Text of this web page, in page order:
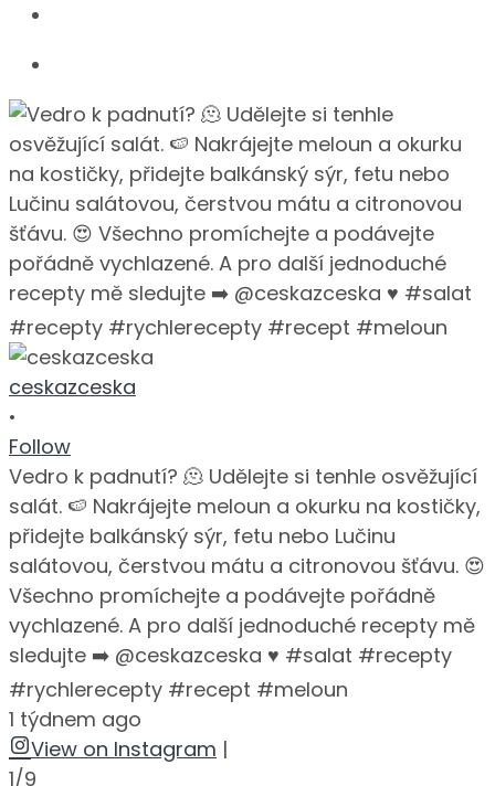
ceskazceska
•
Follow
Vedro k padnutí? 🫠 Udělejte si tenhle osvěžující
salát. 🍉 Nakrájejte meloun a okurku na kostičky,
přidejte balkánský sýr, fetu nebo Lučinu
salátovou, čerstvou mátu a citronovou šťávu. 😍
Všechno promíchejte a podávejte pořádně
vychlazené. A pro další jednoduché recepty mě
sledujte ➡️ @ceskazceska ♥️ #salat #recepty
#rychlerecepty #recept #meloun
1 týdnem ago
View on Instagram |
1/9